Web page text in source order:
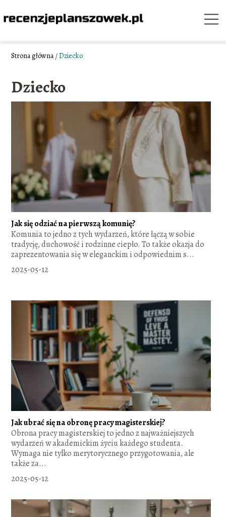
Strona główna/Dziecko
Dziecko
Jak się odziać na pierwszą komunię?
Komunia to jedno z tych wydarzeń, które łączą w sobie
tradycję, duchowość i rodzinne ciepło. To także okazja do
zaprezentowania się w eleganckim i odpowiednim s...
2025-05-12
Jak ubrać się na obronę pracy magisterskiej?
Obrona pracy magisterskiej to jedno z najważniejszych
wydarzeń w akademickim życiu każdego studenta.
Wymaga nie tylko merytorycznego przygotowania, ale
także za...
2025-05-12